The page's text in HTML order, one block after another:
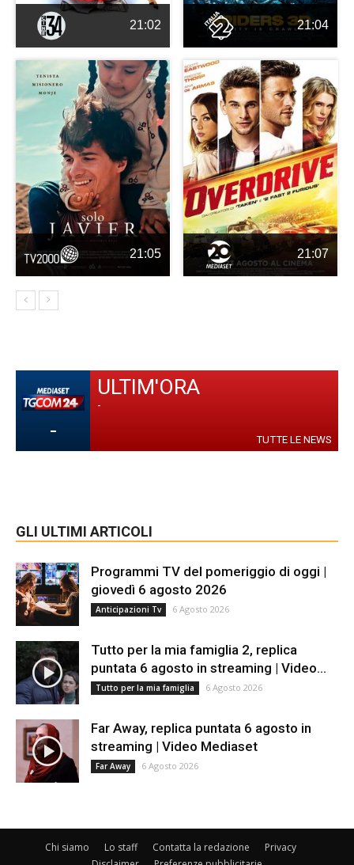
21:02 21:04
21:05 21:07
-
ULTIM'ORA
-
TUTTE LE NEWS
GLI ULTIMI ARTICOLI
Programmi TV del pomeriggio di oggi |
giovedì 6 agosto 2026
Anticipazioni Tv 6 Agosto 2026
Tutto per la mia famiglia 2, replica
puntata 6 agosto in streaming | Video...
Tutto per la mia famiglia 6 Agosto 2026
Far Away, replica puntata 6 agosto in
streaming | Video Mediaset
Far Away 6 Agosto 2026
Chi siamo Lo staff Contatta la redazione
Privacy